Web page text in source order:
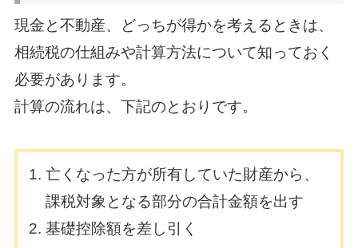
現金と不動産、どっちが得かを考えるときは、
相続税の仕組みや計算方法について知っておく
必要があります。
計算の流れは、下記のとおりです。
亡くなった方が所有していた財産から、
課税対象となる部分の合計金額を出す
基礎控除額を差し引く